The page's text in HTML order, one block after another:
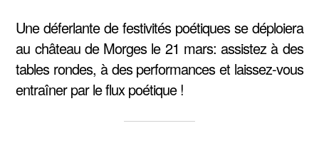
Une déferlante de festivités poétiques se déploiera
au château de Morges le 21 mars: assistez à des
tables rondes, à des performances et laissez-vous
entraîner par le flux poétique !